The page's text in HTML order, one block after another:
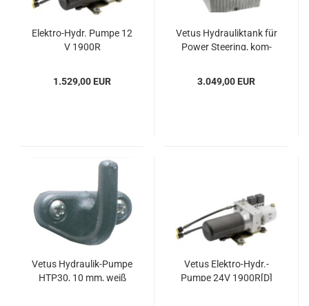
Elektro-​​Hydr. Pumpe 12
V 1900R
1.529,00 EUR
Vetus Hy­drau­lik­tank für
Power Stee­ring, kom­
3.049,00 EUR
Vetus Hydraulik-​​Pumpe
HTP30, 10 mm, weiß
Vetus Elektro-​​Hydr.-​
Pumpe 24V 1900R[D]